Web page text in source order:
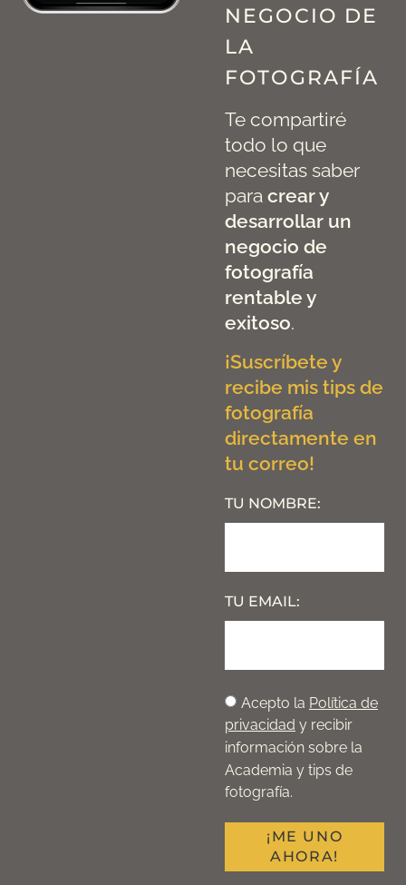
NEGOCIO DE
LA
FOTOGRAFÍA
Te compartiré
todo lo que
necesitas saber
para crear y
desarrollar un
negocio de
fotografía
rentable y
exitoso.
¡Suscríbete y
recibe mis tips de
fotografía
directamente en
tu correo!
TU NOMBRE:
TU EMAIL:
Acepto la Política de
privacidad y recibir
información sobre la
Academia y tips de
fotografía.
¡ME UNO
AHORA!